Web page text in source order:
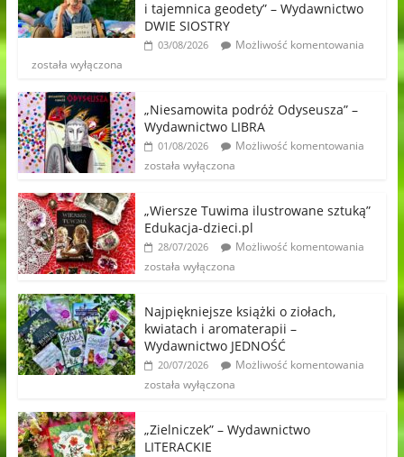
i tajemnica geodety” – Wydawnictwo
DWIE SIOSTRY
03/08/2026
Możliwość komentowania
została wyłączona
„Niesamowita podróż Odyseusza” –
Wydawnictwo LIBRA
01/08/2026
Możliwość komentowania
została wyłączona
„Wiersze Tuwima ilustrowane sztuką”
Edukacja-dzieci.pl
28/07/2026
Możliwość komentowania
została wyłączona
Najpiękniejsze książki o ziołach,
kwiatach i aromaterapii –
Wydawnictwo JEDNOŚĆ
20/07/2026
Możliwość komentowania
została wyłączona
„Zielniczek” – Wydawnictwo
LITERACKIE